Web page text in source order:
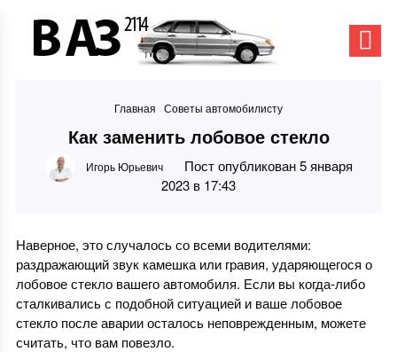
Главная Советы автомобилисту
Как заменить лобовое стекло
Игорь Юрьевич
Пост опубликован 5 января
2023 в 17:43
Наверное, это случалось со всеми водителями:
раздражающий звук камешка или гравия, ударяющегося о
лобовое стекло вашего автомобиля. Если вы когда-либо
сталкивались с подобной ситуацией и ваше лобовое
стекло после аварии осталось неповрежденным, можете
считать, что вам повезло.